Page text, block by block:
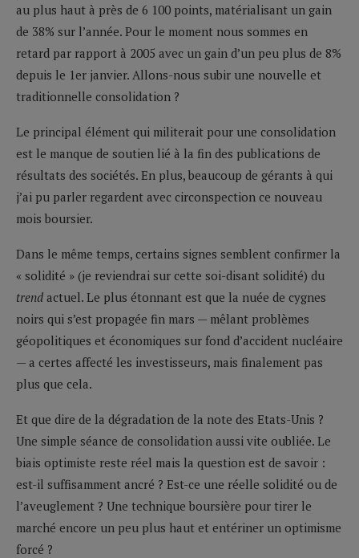
au plus haut à près de 6 100 points, matérialisant un gain
de 38% sur l’année. Pour le moment nous sommes en
retard par rapport à 2005 avec un gain d’un peu plus de 8%
depuis le 1er janvier. Allons-nous subir une nouvelle et
traditionnelle consolidation ?
Le principal élément qui militerait pour une consolidation
est le manque de soutien lié à la fin des publications de
résultats des sociétés. En plus, beaucoup de gérants à qui
j’ai pu parler regardent avec circonspection ce nouveau
mois boursier.
Dans le même temps, certains signes semblent confirmer la
« solidité » (je reviendrai sur cette soi-disant solidité) du
trend actuel. Le plus étonnant est que la nuée de cygnes
noirs qui s’est propagée fin mars — mêlant problèmes
géopolitiques et économiques sur fond d’accident nucléaire
— a certes affecté les investisseurs, mais finalement pas
plus que cela.
Et que dire de la dégradation de la note des Etats-Unis ?
Une simple séance de consolidation aussi vite oubliée. Le
biais optimiste reste réel mais la question est de savoir :
est-il suffisamment ancré ? Est-ce une réelle solidité ou de
l’aveuglement ? Une technique boursière pour tirer le
marché encore un peu plus haut et entériner un optimisme
forcé ?